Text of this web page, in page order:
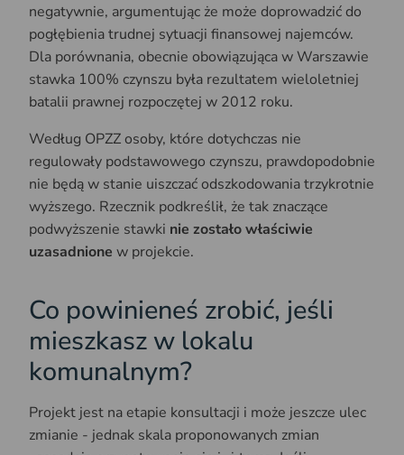
negatywnie, argumentując że może doprowadzić do
pogłębienia trudnej sytuacji finansowej najemców.
Dla porównania, obecnie obowiązująca w Warszawie
stawka 100% czynszu była rezultatem wieloletniej
batalii prawnej rozpoczętej w 2012 roku.
Według OPZZ osoby, które dotychczas nie
regulowały podstawowego czynszu, prawdopodobnie
nie będą w stanie uiszczać odszkodowania trzykrotnie
wyższego. Rzecznik podkreślił, że tak znaczące
podwyższenie stawki nie zostało właściwie
uzasadnione w projekcie.
Co powinieneś zrobić, jeśli
mieszkasz w lokalu
komunalnym?
Projekt jest na etapie konsultacji i może jeszcze ulec
zmianie - jednak skala proponowanych zmian